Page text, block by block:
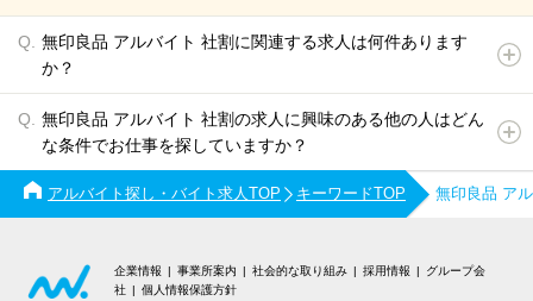
無印良品 アルバイト 社割に関連する求人は何件あります
か？
無印良品 アルバイト 社割の求人に興味のある他の人はどん
な条件でお仕事を探していますか？
アルバイト探し・バイト求人TOP キーワードTOP 無印良品 ア
企業情報 事業所案内 社会的な取り組み 採用情報
グループ会
社
個人情報保護方針